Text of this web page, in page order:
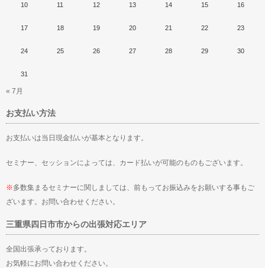
10 11 12 13 14 15 16
17 18 19 20 21 22 23
24 25 26 27 28 29 30
31
« 7月
お支払い方法
お支払いは当日現金払いが基本となります。
セミナー、セッションによっては、カード払いが可能のものもございます。
※多数集まるセミナーに関しましては、前もってお振込みをお願いする事もご
ざいます。お問い合わせください。
三重県四日市市からの出張対応エリア
全国出張承っております。
お気軽にお問い合わせください。